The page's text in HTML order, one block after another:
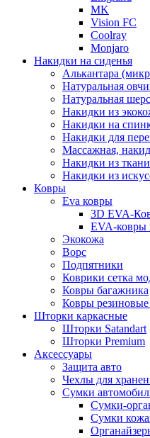
MK
Vision FC
Coolray
Monjaro
Накидки на сиденья
Алькантара
Натуральная
Натуральная
Накидки из
Накидки на
Накидки для
Массажная,
Накидки из ткани
Накидки из
Ковры
Eva ковры
3D EVA-
EVA-ковры
Экокожа
Ворс
Подпятники
Коврики сетка
Ковры багажника
Ковры
Шторки каркасные
Шторки Satandart
Шторки Premium
Аксессуары
Защита авто
Чехлы для
Сумки
Сумки-
Сумки